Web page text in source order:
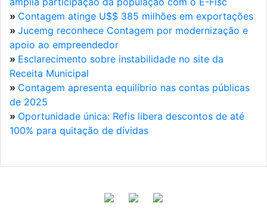
» Contagem atinge U$$ 385 milhões em exportações
» Jucemg reconhece Contagem por modernização e
apoio ao empreendedor
» Esclarecimento sobre instabilidade no site da
Receita Municipal
» Contagem apresenta equilíbrio nas contas públicas
de 2025
» Oportunidade única: Refis libera descontos de até
100% para quitação de dívidas